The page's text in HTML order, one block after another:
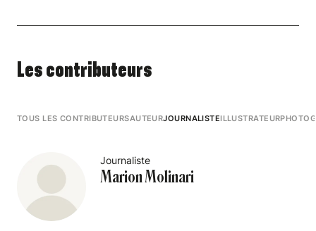
Les contributeurs
TOUS LES CONTRIBUTEURSAUTEURJOURNALISTEILLUSTRATEUR
Journaliste
Marion Molinari